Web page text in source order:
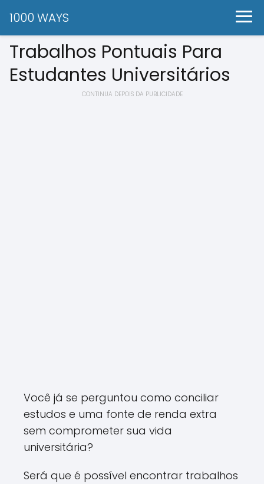
1000 WAYS
Trabalhos Pontuais Para
Estudantes Universitários
CONTINUA DEPOIS DA PUBLICIDADE
Você já se perguntou como conciliar
estudos e uma fonte de renda extra
sem comprometer sua vida
universitária?
Será que é possível encontrar trabalhos